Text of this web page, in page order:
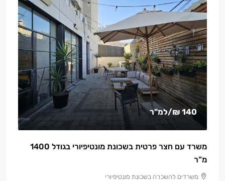
140 ₪ /למ"ר
משרד עם חצר פרטית בשכונת מונטיפיורי בגודל 1400
מ”ר
משרדים להשכרה בשכונת מונטיפיורי